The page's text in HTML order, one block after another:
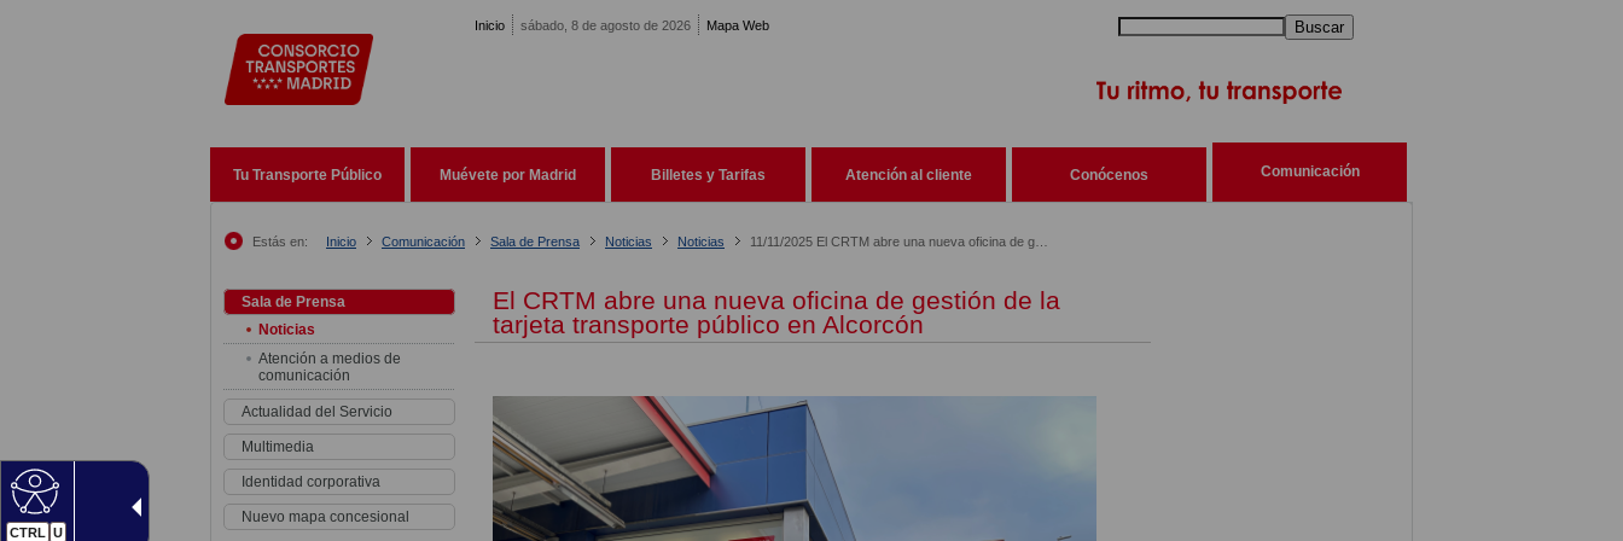
CTRL U
Inicio sábado, 8 de agosto de 2026 Mapa Web Buscar
Tu Transporte Público Muévete por Madrid Billetes y Tarifas Atención al cliente Conócenos Comunicación
Estás en: Inicio Comunicación Sala de Prensa Noticias Noticias
Sala de Prensa
Noticias
Atención a medios de
comunicación
Actualidad del Servicio
Multimedia
Identidad corporativa
Nuevo mapa concesional
El CRTM abre una nueva oficina de gestión de la
tarjeta transporte público en Alcorcón